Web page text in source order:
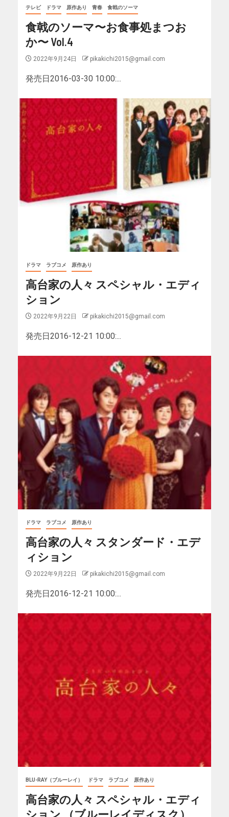
テレビ ドラマ 原作あり 青春 食戟のソーマ
食戟のソーマ〜お食事処まつお
か〜 Vol.4
2022年9月24日 pikakichi2015@gmail.com
発売日2016-03-30 10:00:...
ドラマ ラブコメ 原作あり
高台家の人々 スペシャル・エディ
ション
2022年9月22日 pikakichi2015@gmail.com
発売日2016-12-21 10:00:...
ドラマ ラブコメ 原作あり
高台家の人々 スタンダード・エデ
ィション
2022年9月22日 pikakichi2015@gmail.com
発売日2016-12-21 10:00:...
BLU-RAY（ブルーレイ） ドラマ ラブコメ 原作あり
高台家の人々 スペシャル・エディ
ション （ブルーレイディスク）